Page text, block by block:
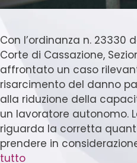
Con l’ordinanza n. 23330
Corte di Cassazione,
affrontato un caso
risarcimento del danno
alla riduzione della
un lavoratore autonomo.
riguarda la corretta
prendere in
tutto